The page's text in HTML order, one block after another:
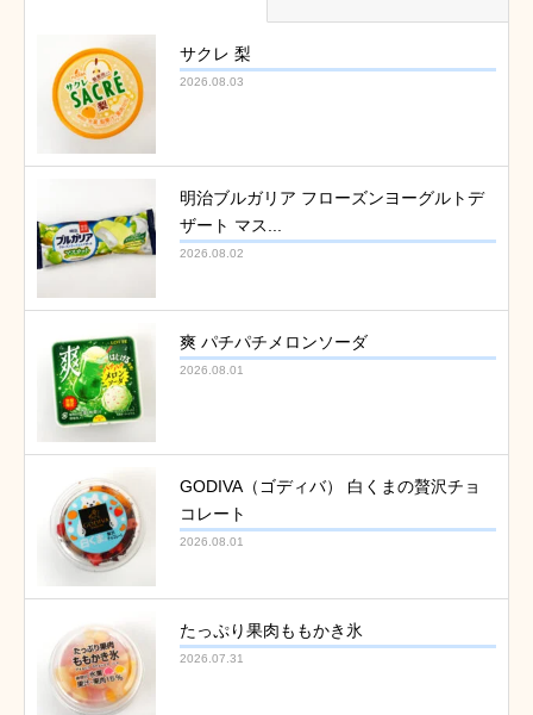
サクレ 梨
2026.08.03
明治ブルガリア フローズンヨーグルトデ
ザート マス...
2026.08.02
爽 パチパチメロンソーダ
2026.08.01
GODIVA（ゴディバ） 白くまの贅沢チョ
コレート
2026.08.01
たっぷり果肉ももかき氷
2026.07.31